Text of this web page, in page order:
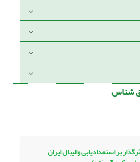
شناس
بر استعدادیابی والیبال ایران